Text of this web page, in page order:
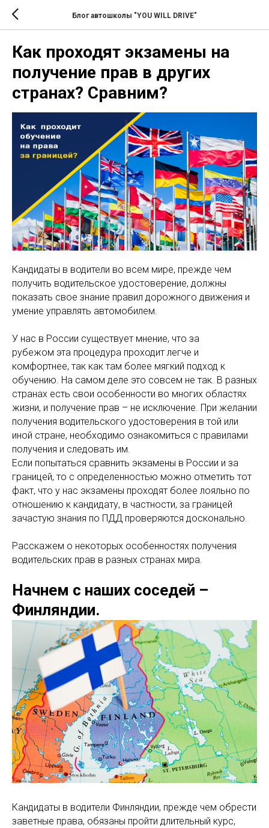
Блог автошколы "YOU WILL DRIVE"
Как проходят экзамены на
получение прав в других
странах? Сравним?
Кандидаты в водители во всем мире, прежде чем
получить водительское удостоверение, должны
показать свое знание правил дорожного движения и
умение управлять автомобилем.
У нас в России существует мнение, что за
рубежом эта процедура проходит легче и
комфортнее, так как там более мягкий подход к
обучению. На самом деле это совсем не так. В разных
странах есть свои особенности во многих областях
жизни, и получение прав – не исключение. При желании
получения водительского удостоверения в той или
иной стране, необходимо ознакомиться с правилами
получения и следовать им.
Если попытаться сравнить экзамены в России и за
границей, то с определенностью можно отметить тот
факт, что у нас экзамены проходят более лояльно по
отношению к кандидату, в частности, за границей
зачастую знания по ПДД проверяются досконально.
Расскажем о некоторых особенностях получения
водительских прав в разных странах мира.
Начнем с наших соседей –
Финляндии.
Кандидаты в водители Финляндии, прежде чем обрести
заветные права, обязаны пройти длительный курс,